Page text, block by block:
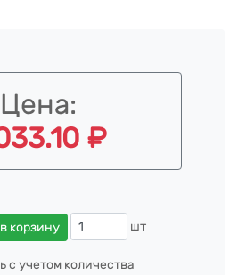
Цена:
₽
корзину шт
с учетом количества